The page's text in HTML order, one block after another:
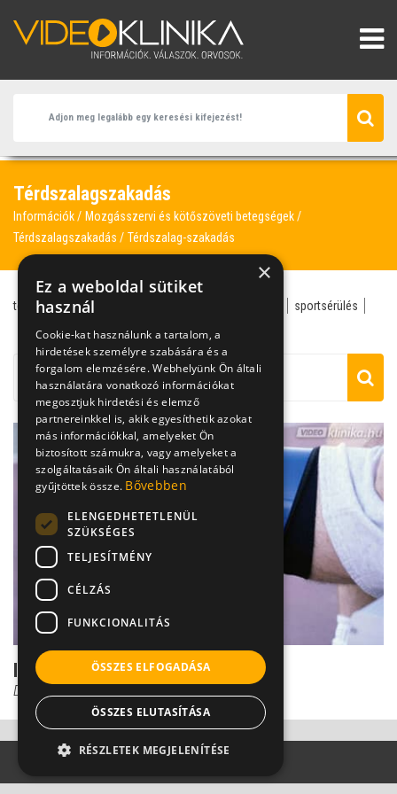
Térdszalagszakadás
Információk
Mozgásszervi és kötőszöveti betegségek
Térdszalagszakadás
Térdszalag-szakadás
térdszalagszakadás
sportsérülés
Izomsorvadás a térdrögzítőtől?
Dr. Zolnay Péter
×
Ez a weboldal sütiket
használ
Cookie-kat használunk a tartalom, a
hirdetések személyre szabására és a
forgalom elemzésére. Webhelyünk Ön általi
használatára vonatkozó információkat
megosztjuk hirdetési és elemző
partnereinkkel is, akik egyesíthetik azokat
más információkkal, amelyeket Ön
biztosított számukra, vagy amelyeket a
szolgáltatásaik Ön általi használatából
gyűjtöttek össze. Bővebben
ELENGEDHETETLENÜL
SZÜKSÉGES
TELJESÍTMÉNY
CÉLZÁS
FUNKCIONALITÁS
ÖSSZES ELFOGADÁSA
ÖSSZES ELUTASÍTÁSA
RÉSZLETEK MEGJELENÍTÉSE